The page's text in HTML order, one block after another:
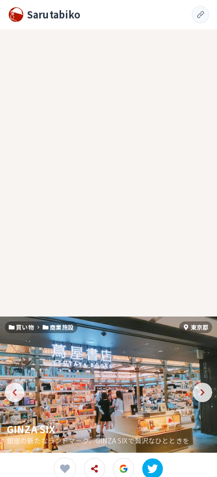
Sarutabiko
買い物 商業施設 東京都
GINZA SIX
銀座の新たなランドマーク、GINZA SIXで贅沢なひとときを